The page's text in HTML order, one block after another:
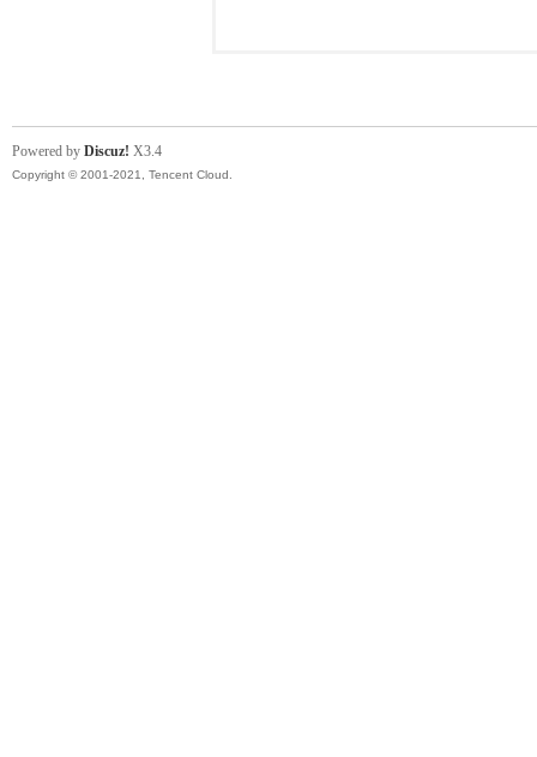
Powered by Discuz! X3.4
Copyright © 2001-2021, Tencent Cloud.